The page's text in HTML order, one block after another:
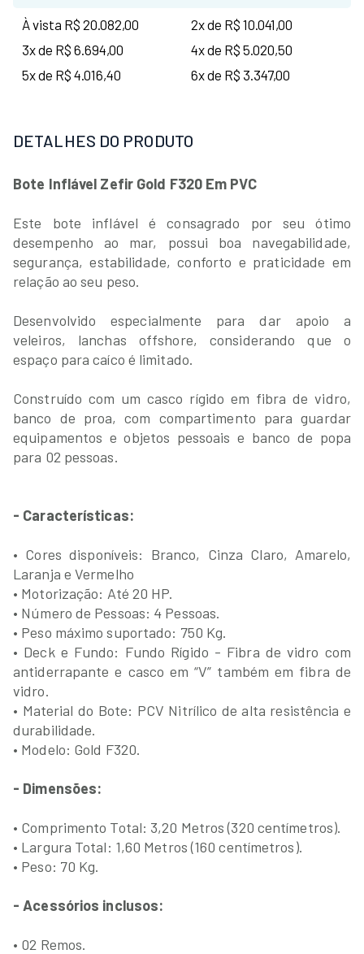
À vista R$ 20.082,00
2x de R$ 10.041,00
3x de R$ 6.694,00
4x de R$ 5.020,50
5x de R$ 4.016,40
6x de R$ 3.347,00
DETALHES DO PRODUTO
Bote Inflável Zefir Gold F320 Em PVC
Este bote inflável é consagrado por seu ótimo
desempenho ao mar, possui boa navegabilidade,
segurança, estabilidade, conforto e praticidade em
relação ao seu peso.
Desenvolvido especialmente para dar apoio a
veleiros, lanchas offshore, considerando que o
espaço para caíco é limitado.
Construído com um casco rígido em fibra de vidro,
banco de proa, com compartimento para guardar
equipamentos e objetos pessoais e banco de popa
para 02 pessoas.
- Características:
• Cores disponíveis: Branco, Cinza Claro, Amarelo,
Laranja e Vermelho
• Motorização: Até 20 HP.
• Número de Pessoas: 4 Pessoas.
• Peso máximo suportado: 750 Kg.
• Deck e Fundo: Fundo Rígido - Fibra de vidro com
antiderrapante e casco em “V” também em fibra de
vidro.
• Material do Bote: PCV Nitrílico de alta resistência e
durabilidade.
• Modelo: Gold F320.
- Dimensões:
• Comprimento Total: 3,20 Metros (320 centímetros).
• Largura Total: 1,60 Metros (160 centímetros).
• Peso: 70 Kg.
- Acessórios inclusos:
• 02 Remos.